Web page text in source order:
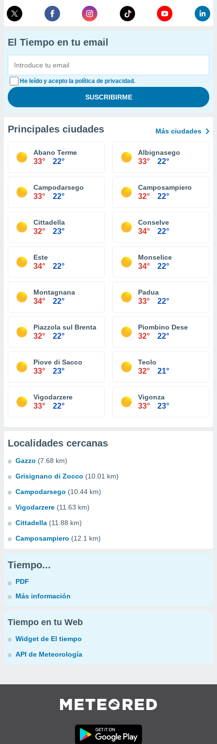
El Tiempo en tu email
He leído y acepto la política de privacidad.
Principales ciudades Más ciudades
Abano Terme
33° 22°
Albignasego
33° 22°
Campodarsego
33° 22°
Camposampiero
32° 22°
Cittadella
32° 23°
Conselve
34° 22°
Este
34° 22°
Monselice
34° 22°
Montagnana
34° 22°
Padua
33° 22°
Piazzola sul Brenta
32° 22°
Piombino Dese
32° 22°
Piove di Sacco
33° 23°
Teolo
32° 21°
Vigodarzere
33° 22°
Vigonza
33° 23°
Localidades cercanas
Gazzo (7.68 km)
Grisignano di Zocco (10.01 km)
Campodarsego (10.44 km)
Vigodarzere (11.63 km)
Cittadella (11.88 km)
Camposampiero (12.1 km)
Tiempo...
PDF
Más información
Tiempo en tu Web
Widget de El tiempo
API de Meteorología